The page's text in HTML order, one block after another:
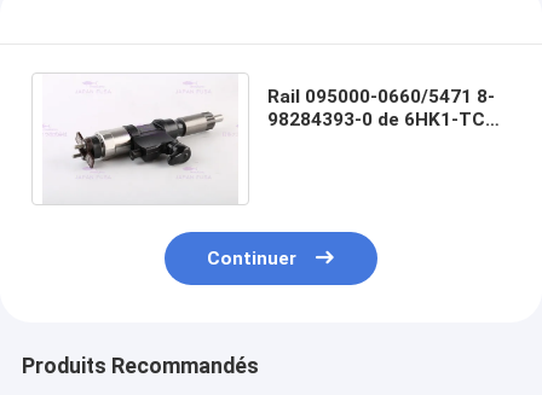
Rail 095000-0660/5471 8-
98284393-0 de 6HK1-TC
Continuer
Produits Recommandés